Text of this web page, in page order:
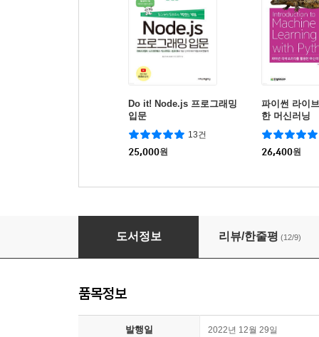
Do it! Node.js 프로그래밍
입문
13건
25,000원
파이썬 라이
한 머신러닝
26,400원
Node.js 교과서 개정 3판
도서정보 리뷰/한줄평 (12/9)
품목정보
발행일 2022년 12월 29일